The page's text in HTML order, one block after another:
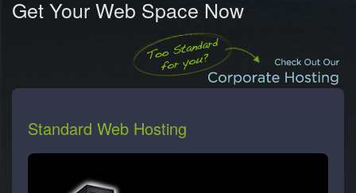
Get Your Web Space Now
Standard Web Hosting